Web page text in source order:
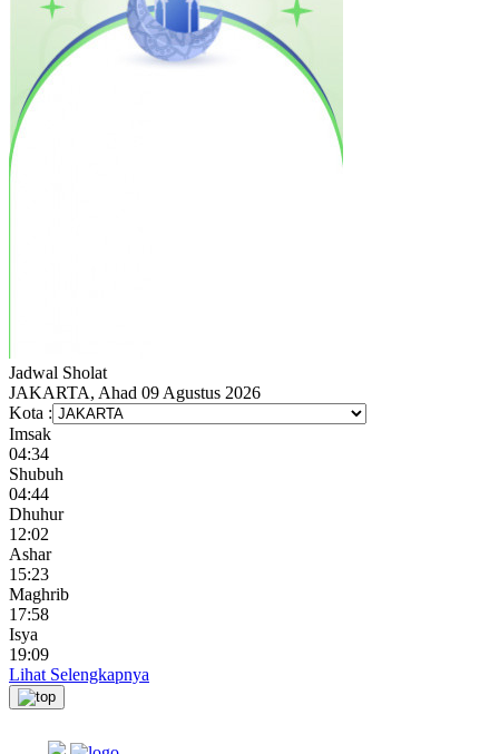
Jadwal Sholat
JAKARTA, Ahad 09 Agustus 2026
Kota :
Imsak
04:34
Shubuh
04:44
Dhuhur
12:02
Ashar
15:23
Maghrib
17:58
Isya
19:09
Lihat Selengkapnya